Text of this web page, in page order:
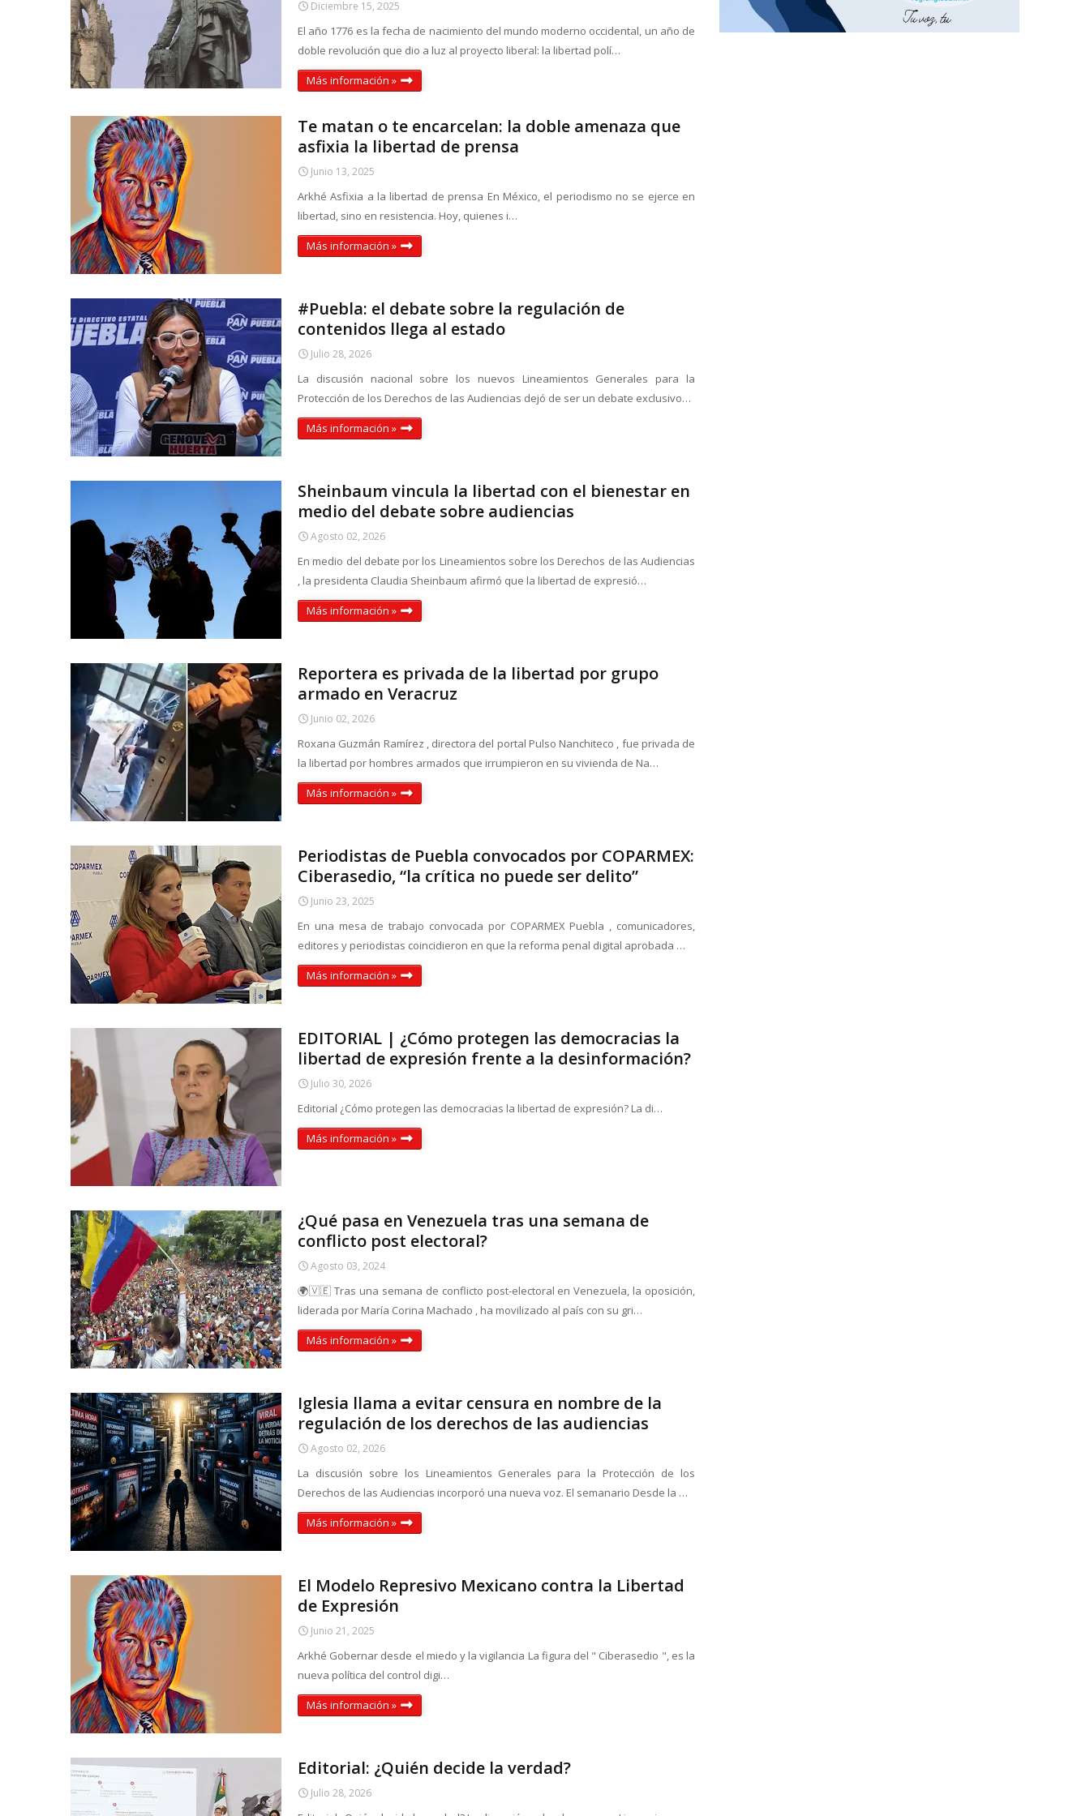
Diciembre 15, 2025
El año 1776 es la fecha de nacimiento del mundo moderno occidental, un año de
doble revolución que dio a luz al proyecto liberal: la libertad polí…
Más información »
Te matan o te encarcelan: la doble amenaza que
asfixia la libertad de prensa
Junio 13, 2025
Arkhé Asfixia a la libertad de prensa En México, el periodismo no se ejerce en
libertad, sino en resistencia. Hoy, quienes i…
Más información »
#Puebla: el debate sobre la regulación de
contenidos llega al estado
Julio 28, 2026
La discusión nacional sobre los nuevos Lineamientos Generales para la
Protección de los Derechos de las Audiencias dejó de ser un debate exclusivo…
Más información »
Sheinbaum vincula la libertad con el bienestar en
medio del debate sobre audiencias
Agosto 02, 2026
En medio del debate por los Lineamientos sobre los Derechos de las Audiencias
, la presidenta Claudia Sheinbaum afirmó que la libertad de expresió…
Más información »
Reportera es privada de la libertad por grupo
armado en Veracruz
Junio 02, 2026
Roxana Guzmán Ramírez , directora del portal Pulso Nanchiteco , fue privada de
la libertad por hombres armados que irrumpieron en su vivienda de Na…
Más información »
Periodistas de Puebla convocados por COPARMEX:
Ciberasedio, “la crítica no puede ser delito”
Junio 23, 2025
En una mesa de trabajo convocada por COPARMEX Puebla , comunicadores,
editores y periodistas coincidieron en que la reforma penal digital aprobada …
Más información »
EDITORIAL | ¿Cómo protegen las democracias la
libertad de expresión frente a la desinformación?
Julio 30, 2026
Editorial ¿Cómo protegen las democracias la libertad de expresión? La di…
Más información »
¿Qué pasa en Venezuela tras una semana de
conflicto post electoral?
Agosto 03, 2024
🌍🇻🇪 Tras una semana de conflicto post-electoral en Venezuela, la oposición,
liderada por María Corina Machado , ha movilizado al país con su gri…
Más información »
Iglesia llama a evitar censura en nombre de la
regulación de los derechos de las audiencias
Agosto 02, 2026
La discusión sobre los Lineamientos Generales para la Protección de los
Derechos de las Audiencias incorporó una nueva voz. El semanario Desde la …
Más información »
El Modelo Represivo Mexicano contra la Libertad
de Expresión
Junio 21, 2025
Arkhé Gobernar desde el miedo y la vigilancia La figura del " Ciberasedio ", es la
nueva política del control digi…
Más información »
Editorial: ¿Quién decide la verdad?
Julio 28, 2026